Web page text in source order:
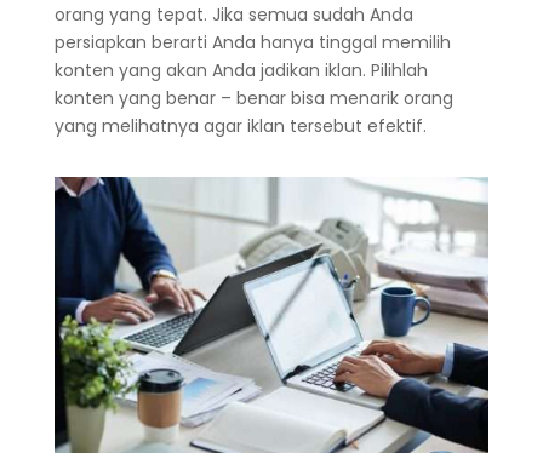
orang yang tepat. Jika semua sudah Anda
persiapkan berarti Anda hanya tinggal memilih
konten yang akan Anda jadikan iklan. Pilihlah
konten yang benar – benar bisa menarik orang
yang melihatnya agar iklan tersebut efektif.